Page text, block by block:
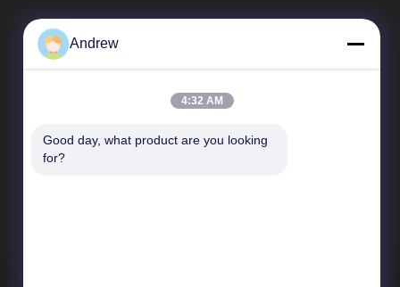
Γρήγοροι Σύνδεσμοι
Andrew
4:32 AM
Good day, what product are you looking
for?